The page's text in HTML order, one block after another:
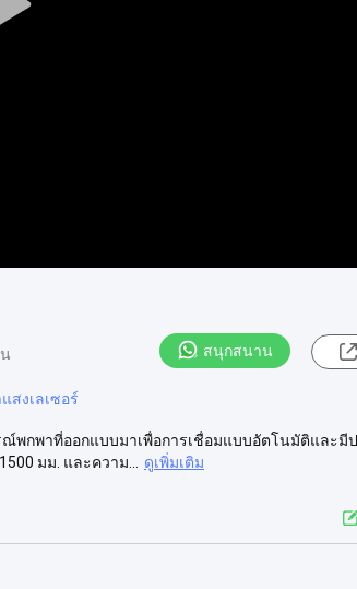
Play
สนุกสนาน
สงเลเซอร์
ณ์พกพาที่ออกแบบมาเพื่อการเชื่อมแบบอัตโนมัติและมี
มม. และความ...
ดูเพิ่มเติม